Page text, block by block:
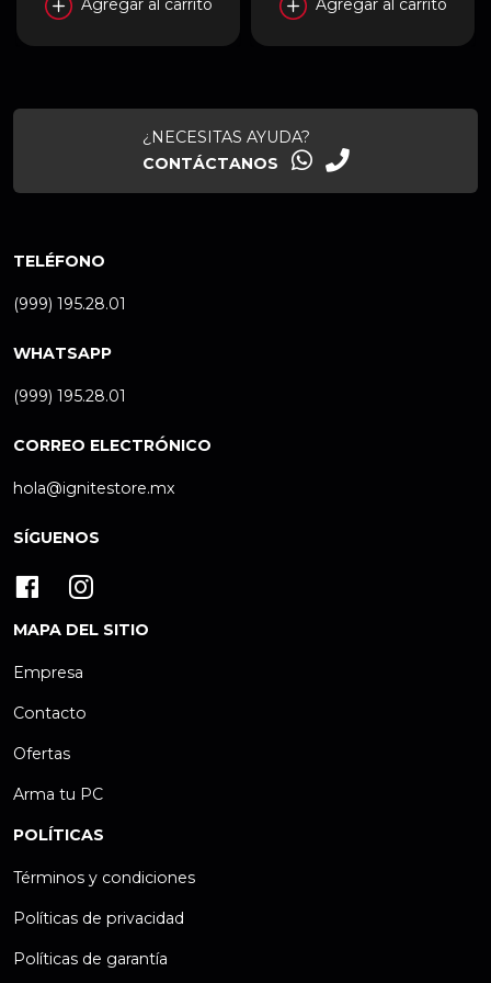
Agregar al carrito
Agregar al carrito
¿NECESITAS AYUDA?
CONTÁCTANOS
TELÉFONO
(999) 195.28.01
WHATSAPP
(999) 195.28.01
CORREO ELECTRÓNICO
hola@ignitestore.mx
SÍGUENOS
MAPA DEL SITIO
Empresa
Contacto
Ofertas
Arma tu PC
POLÍTICAS
Términos y condiciones
Políticas de privacidad
Políticas de garantía